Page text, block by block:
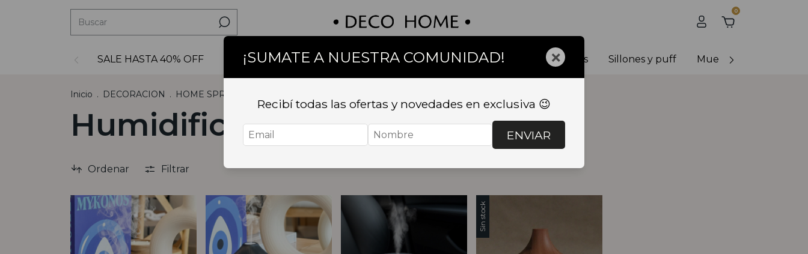
0
SALE HASTA 40% OFF Decoracion Textil Bazar Baño Muebles Sillas y banquetas Sillones y puff Muebles de exterior
Inicio . DECORACION . HOME SPRAY Y DIFUSORES
Humidificadores
Ordenar Filtrar
Sin stock
¡SUMATE A NUESTRA COMUNIDAD! ×
Recibí todas las ofertas y novedades en exclusiva 😉
ENVIAR